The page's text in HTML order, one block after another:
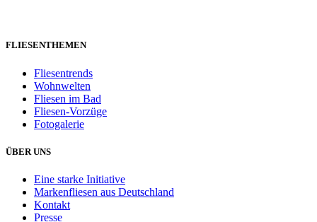
FLIESENTHEMEN
Fliesentrends
Wohnwelten
Fliesen im Bad
Fliesen-Vorzüge
Fotogalerie
ÜBER UNS
Eine starke Initiative
Markenfliesen aus Deutschland
Kontakt
Presse